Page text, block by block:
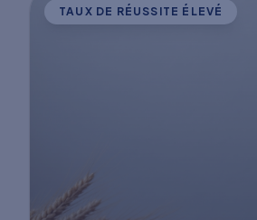
TAUX DE RÉUSSITE ÉLEVÉ